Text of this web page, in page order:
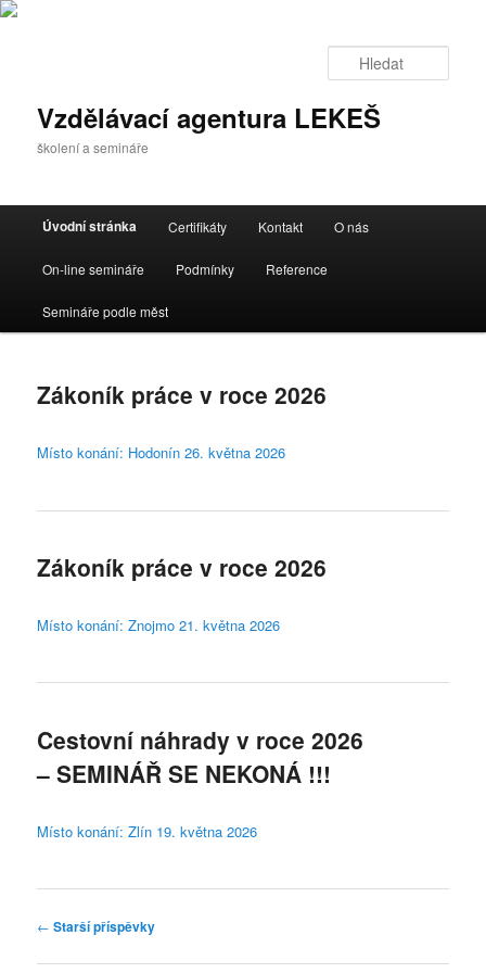
Vzdělávací agentura LEKEŠ
školení a semináře
Přejít
k
hlavnímu
Přejít
k
obsahu
Úvodní stránka Certifikáty Kontakt O nás
On-line semináře Podmínky Reference
Semináře podle měst
Zákoník práce v roce 2026
Místo konání: Hodonín 26. května 2026
Zákoník práce v roce 2026
Místo konání: Znojmo 21. května 2026
Cestovní náhrady v roce 2026
– SEMINÁŘ SE NEKONÁ !!!
Místo konání: Zlín 19. května 2026
Navigace
← Starší příspěvky